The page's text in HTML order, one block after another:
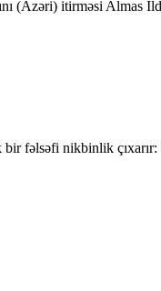
(Azəri) itirməsi Almas
fəlsəfi nikbinlik